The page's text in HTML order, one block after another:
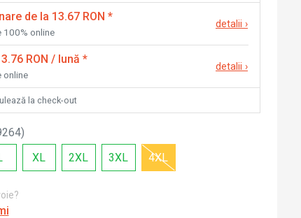
de la 13.67 RON *
100% online
detalii ›
RON / lună *
online
detalii ›
la check-out
)
XL 2XL 3XL 4XL